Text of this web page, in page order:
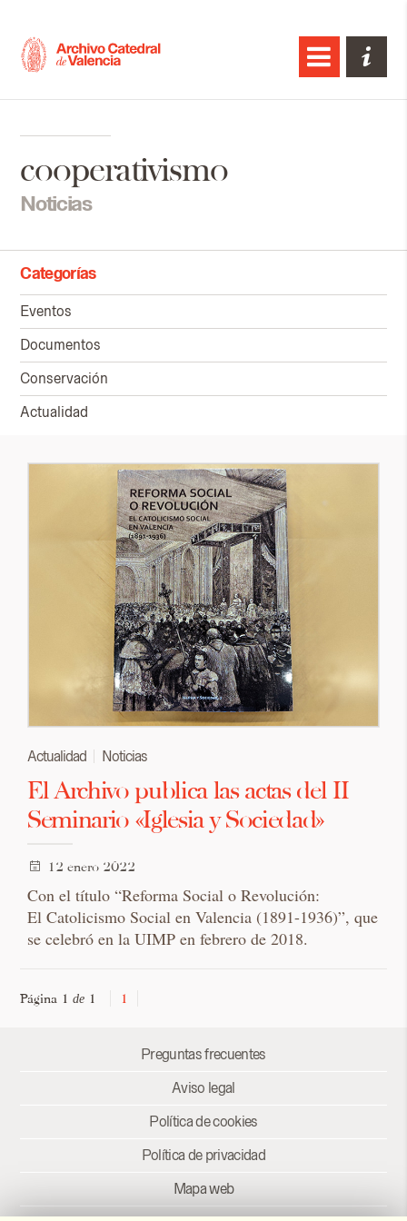
cooperativismo
Noticias
Categorías
Eventos
Documentos
Conservación
Actualidad
Actualidad Noticias
El Archivo publica las actas del II
Seminario «Iglesia y Sociedad»
12 enero 2022
Con el título “Reforma Social o Revolución:
El Catolicismo Social en Valencia (1891-1936)”, que
se celebró en la UIMP en febrero de 2018.
Página 1de 1 1
Preguntas frecuentes
Aviso legal
Política de cookies
Política de privacidad
Mapa web